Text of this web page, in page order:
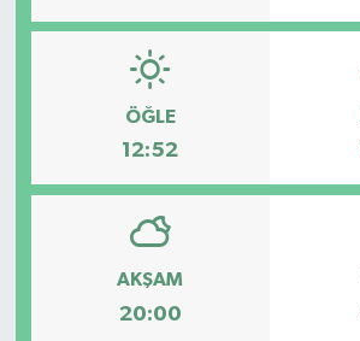
ÖĞLE
12:52
AKŞAM
20:00